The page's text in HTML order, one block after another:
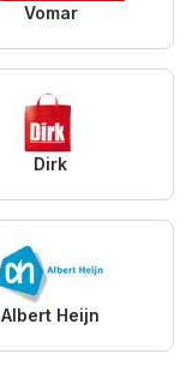
Vomar
Dirk
Albert Heijn